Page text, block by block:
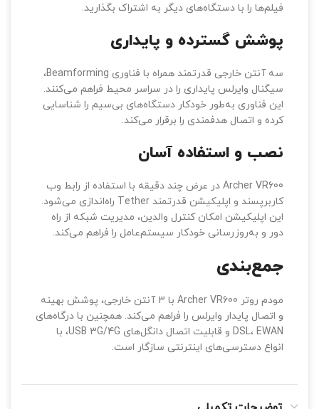
فیلم‌ها را با دستگاه‌های دیگر به اشتراک بگذارید.
پوشش گسترده و پایداری
سه آنتن خارجی قدرتمند همراه با فناوری Beamforming،
سیگنال وایرلس پایداری را در سراسر محیط فراهم می‌کنند.
این فناوری به‌طور خودکار دستگاه‌های بی‌سیم را شناسایی
کرده و اتصال هدفمندی را برقرار می‌کند.
نصب و استفاده آسان
Archer VR600 در عرض چند دقیقه با استفاده از رابط وب
کاربرپسند و اپلیکیشن قدرتمند Tether راه‌اندازی می‌شود.
این اپلیکیشن امکان کنترل والدین، مدیریت شبکه از راه
دور و به‌روزرسانی خودکار سیستم‌عامل را فراهم می‌کند.
جمع‌بندی
مودم روتر Archer VR600 با 3 آنتن خارجی، پوشش بهینه
و اتصال پایدار وایرلس را فراهم می‌کند. همچنین با درگاه‌های
DSL، EWAN و قابلیت اتصال دانگل‌های USB 3G/4G، با
انواع دسترسی‌های اینترنتی سازگار است.